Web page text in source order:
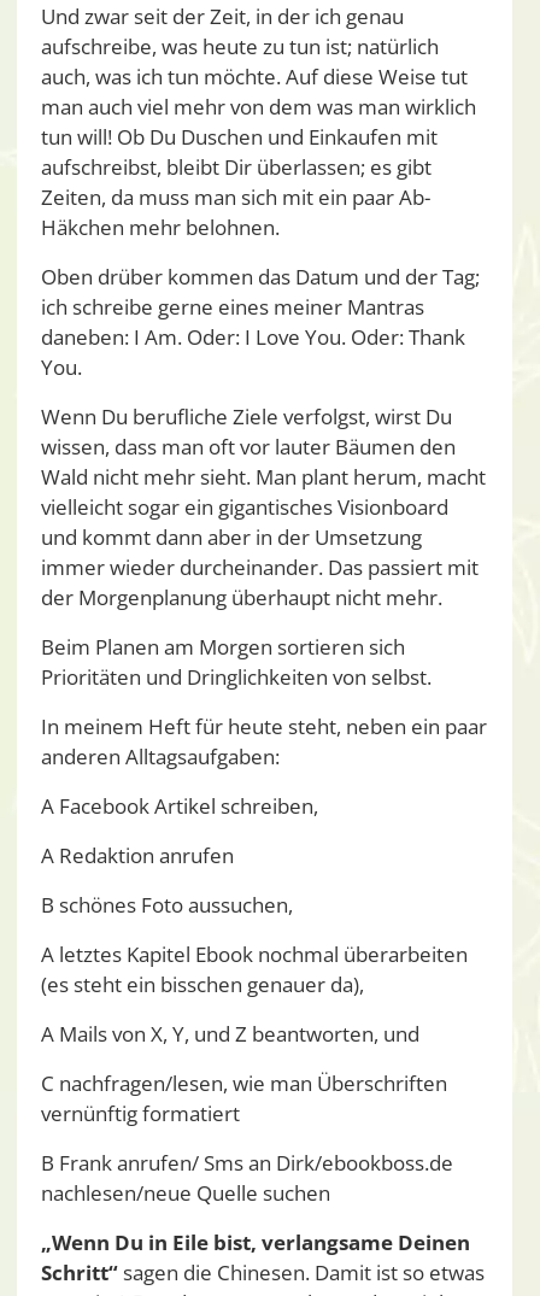
Und zwar seit der Zeit, in der ich genau
aufschreibe, was heute zu tun ist; natürlich
auch, was ich tun möchte. Auf diese Weise tut
man auch viel mehr von dem was man wirklich
tun will! Ob Du Duschen und Einkaufen mit
aufschreibst, bleibt Dir überlassen; es gibt
Zeiten, da muss man sich mit ein paar Ab-
Häkchen mehr belohnen.
Oben drüber kommen das Datum und der Tag;
ich schreibe gerne eines meiner Mantras
daneben: I Am. Oder: I Love You. Oder: Thank
You.
Wenn Du berufliche Ziele verfolgst, wirst Du
wissen, dass man oft vor lauter Bäumen den
Wald nicht mehr sieht. Man plant herum, macht
vielleicht sogar ein gigantisches Visionboard
und kommt dann aber in der Umsetzung
immer wieder durcheinander. Das passiert mit
der Morgenplanung überhaupt nicht mehr.
Beim Planen am Morgen sortieren sich
Prioritäten und Dringlichkeiten von selbst.
In meinem Heft für heute steht, neben ein paar
anderen Alltagsaufgaben:
A Facebook Artikel schreiben,
A Redaktion anrufen
B schönes Foto aussuchen,
A letztes Kapitel Ebook nochmal überarbeiten
(es steht ein bisschen genauer da),
A Mails von X, Y, und Z beantworten, und
C nachfragen/lesen, wie man Überschriften
vernünftig formatiert
B Frank anrufen/ Sms an Dirk/ebookboss.de
nachlesen/neue Quelle suchen
„Wenn Du in Eile bist, verlangsame Deinen
Schritt“sagen die Chinesen. Damit ist so etwas